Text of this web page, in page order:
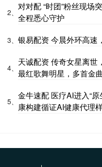
2、
对对配 “时团”粉丝现场
全程悉心守护
3、 银易配资 今晨外环高速
4、
天诚配资 传奇女星离世
最红歌舞明星，多首金
5、
金牛速配 医疗AI进入“
康构建循证AI健康代理